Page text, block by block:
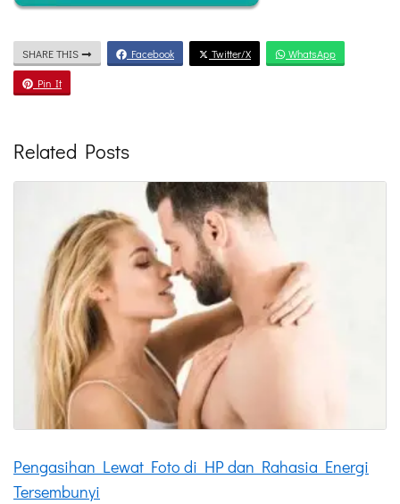
SHARE THIS Facebook Twitter/X WhatsApp
Pin It
Related Posts
Pengasihan Lewat Foto di HP dan Rahasia Energi
Tersembunyi